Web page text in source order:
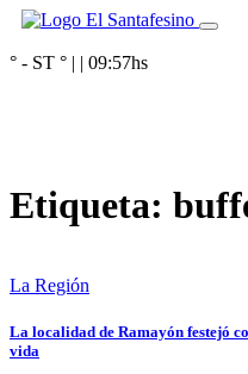
° - ST ° | | 09:57hs
Etiqueta:
La Región
La localidad de Ramayón festejó
vida